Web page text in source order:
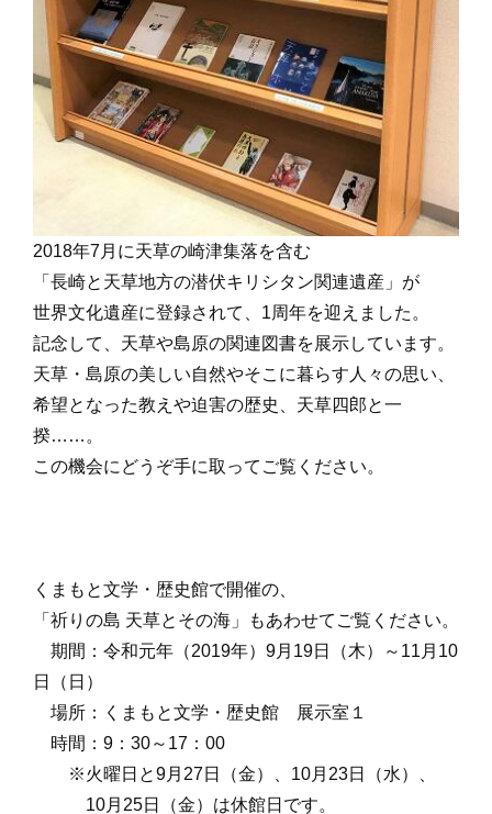
2018年7月に天草の崎津集落を含む
「長崎と天草地方の潜伏キリシタン関連遺産」が
世界文化遺産に登録されて、1周年を迎えました。
記念して、天草や島原の関連図書を展示しています。
天草・島原の美しい自然やそこに暮らす人々の思い
希望となった教えや迫害の歴史、天草四郎と一
揆……。
この機会にどうぞ手に取ってご覧ください。
くまもと文学・歴史館で開催の、
「祈りの島 天草とその海」もあわせてご覧ください。
期間：令和元年（2019年）9月19日（木）～11月10
日（日）
場所：くまもと文学・歴史館 展示室１
時間：9：30～17：00
※火曜日と9月27日（金）、10月23日（水）、
10月25日（金）は休館日です。